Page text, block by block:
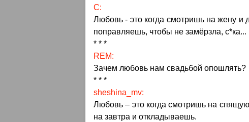
С:
Любовь - это когда смотришь на жену и
поправляешь, чтобы не замёрзла, с*ка...
* * *
REM:
Зачем любовь нам свадьбой опошлять?
* * *
sheshina_mv:
Любовь – это когда смотришь на
на завтра и откладываешь.